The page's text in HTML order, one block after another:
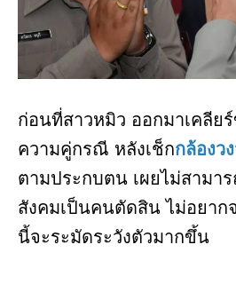
ก่อนที่สาวหมิว ออกมาเคลีย
ความคู่กรณี หลังเช็กกล้องว
ตามประกบตน เผยไม่สามา
สังคมเป็นคนตัดสิน ไม่อยาก
นี้จะระมัดระวังตัวมากขึ้น